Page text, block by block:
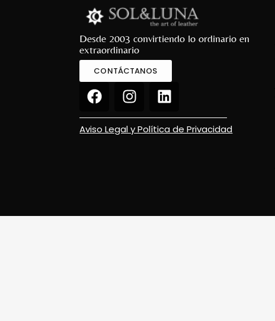
Desde 2003 convirtiendo lo ordinario en
extraordinario
CONTÁCTANOS
Aviso Legal y Política de Privacidad